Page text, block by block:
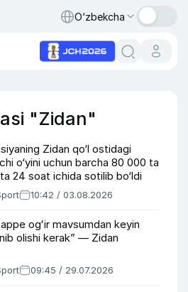
O‘zbekcha
"Zidan"
Zidan qo‘l ostidagi
o‘yini uchun barcha 80 000 ta
24 soat ichida sotilib bo‘ldi
10:42 / 03.08.2026
ogʻir mavsumdan keyin
olishi kerak” — Zidan
09:45 / 29.07.2026